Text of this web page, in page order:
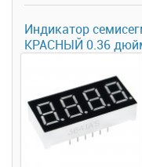
Индикатор
КРАСНЫЙ 0.36